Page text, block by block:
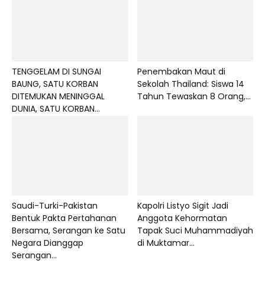
TENGGELAM DI SUNGAI
BAUNG, SATU KORBAN
DITEMUKAN MENINGGAL
DUNIA, SATU KORBAN...
Penembakan Maut di
Sekolah Thailand: Siswa 14
Tahun Tewaskan 8 Orang,...
Saudi-Turki-Pakistan
Bentuk Pakta Pertahanan
Bersama, Serangan ke Satu
Negara Dianggap
Serangan...
Kapolri Listyo Sigit Jadi
Anggota Kehormatan
Tapak Suci Muhammadiyah
di Muktamar...